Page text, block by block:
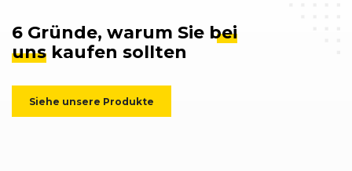
6 Gründe, warum Sie bei
uns kaufen sollten
Siehe unsere Produkte